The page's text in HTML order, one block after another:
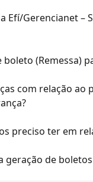
Efí/Gerencianet –
(Remessa)
com relação ao
preciso ter em
geração de